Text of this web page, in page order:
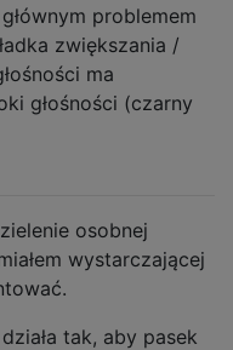
problemem
zwiększania /
ma
głośności (czarny
osobnej
wystarczającej
tak, aby pasek